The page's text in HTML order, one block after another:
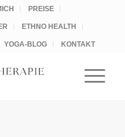
PREISE
ETHNO HEALTH
YOGA-BLOG KONTAKT